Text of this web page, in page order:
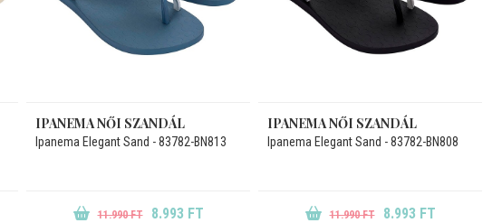
IPANEMA NŐI SZANDÁL
Ipanema Elegant Sand - 83782-BN813
11.990 FT 8.993 FT
IPANEMA NŐI SZANDÁL
Ipanema Elegant Sand - 83782-BN808
11.990 FT 8.993 FT